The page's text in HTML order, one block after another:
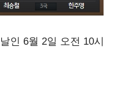
인 6월 2일 오전 10시